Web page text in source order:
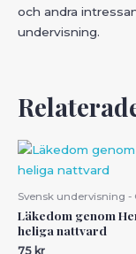
och andra
undervisning.
Svensk undervisning -
Läkedom genom
heliga nattvard
75 kr